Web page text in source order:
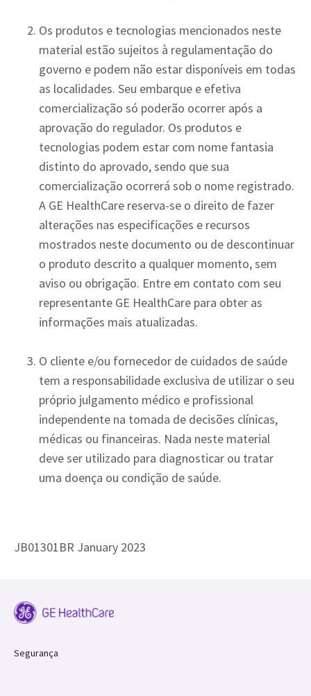
Os produtos e tecnologias mencionados neste
material estão sujeitos à regulamentação do
governo e podem não estar disponíveis em todas
as localidades. Seu embarque e efetiva
comercialização só poderão ocorrer após a
aprovação do regulador. Os produtos e
tecnologias podem estar com nome fantasia
distinto do aprovado, sendo que sua
comercialização ocorrerá sob o nome registrado.
A GE HealthCare reserva-se o direito de fazer
alterações nas especificações e recursos
mostrados neste documento ou de descontinuar
o produto descrito a qualquer momento, sem
aviso ou obrigação. Entre em contato com seu
representante GE HealthCare para obter as
informações mais atualizadas.
O cliente e/ou fornecedor de cuidados de saúde
tem a responsabilidade exclusiva de utilizar o seu
próprio julgamento médico e profissional
independente na tomada de decisões clínicas,
médicas ou financeiras. Nada neste material
deve ser utilizado para diagnosticar ou tratar
uma doença ou condição de saúde.
JB01301BR January 2023
Segurança